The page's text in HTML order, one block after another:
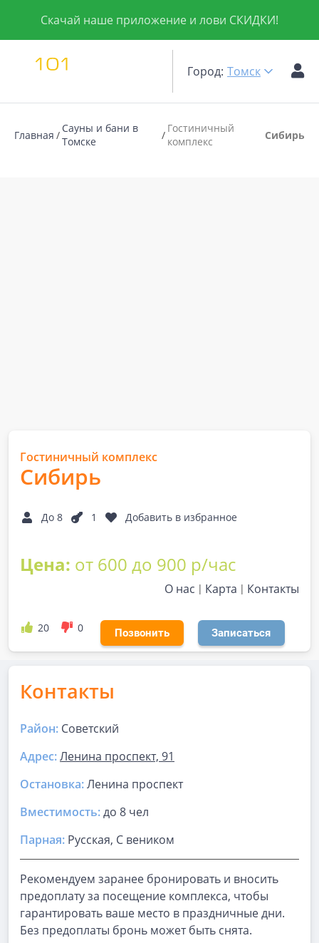
Скачай наше приложение и лови СКИДКИ!
Город: Томск
Главная
Сауны и бани в
Томске
Гостиничный
комплекс
Сибирь
Гостиничный комплекс
Сибирь
До 8 1 Добавить в избранное
Цена: от 600 до 900 р/час
О нас Карта Контакты
20 0 Позвонить Записаться
Контакты
Район: Советский
Адрес:Ленина проспект, 91
Остановка:Ленина проспект
Вместимость:до 8 чел
Парная: Русская, С веником
Рекомендуем заранее бронировать и вносить
предоплату за посещение комплекса, чтобы
гарантировать ваше место в праздничные дни.
Без предоплаты бронь может быть снята.